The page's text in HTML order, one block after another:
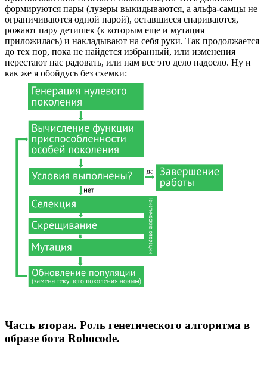
формируются пары (лузеры выкидываются, а альфа-самцы не
ограничиваются одной парой), оставшиеся спариваются,
рожают пару детишек (к которым еще и мутация
приложилась) и накладывают на себя руки. Так продолжается
до тех пор, пока не найдется избранный, или изменения
перестают нас радовать, или нам все это дело надоело. Ну и
как же я обойдусь без схемки:
Часть вторая. Роль генетического алгоритма в
образе бота Robocode.